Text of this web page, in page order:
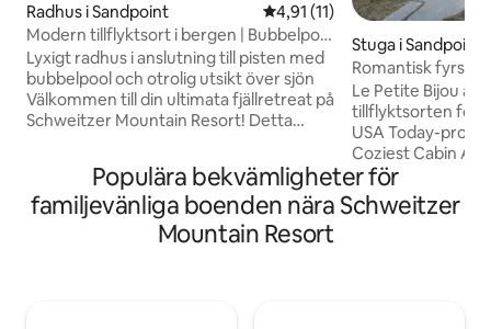
Radhus i Sandpoint 4,91 av 5 i genomsnittligt
4,91 (11)
Modern tillflyktsort i bergen | Bubbelpool
och utsikt
Lyxigt radhus i anslutning till pisten med
bubbelpool och otrolig utsikt över sjön
Välkommen till din ultimata fjällretreat på
Schweitzer Mountain Resort! Detta
ligger i det exklusiva Mountainside
samhället och erbjuder den perfekta
blandningen av komfort, bekvämlighet
och stil – bara några steg från Basin Chair
Lift för verklig skid-in/skid-out tillgång.
Stuga i Sandpoint
Romantisk
pärla vid sjön
Le Petite Bijou är
tillflyktsorten för
USA Today-profil
Coziest Cabin Airbnbs i
utsikt över
Pend Oreille/
Byggd och
Populära bekvämligheter för
familjevänliga boenden nära Schweitzer
Mountain Resort